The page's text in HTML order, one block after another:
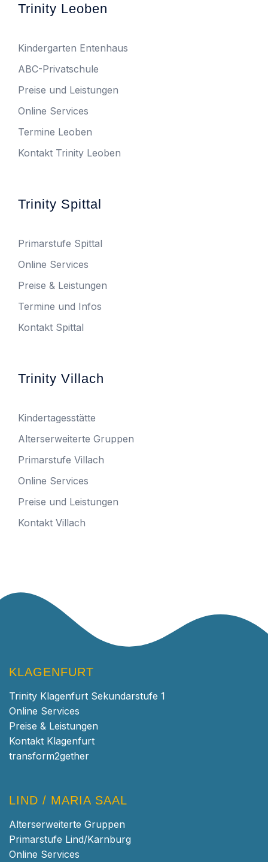
Trinity Leoben
Kindergarten Entenhaus
ABC-Privatschule
Preise und Leistungen
Online Services
Termine Leoben
Kontakt Trinity Leoben
Trinity Spittal
Primarstufe Spittal
Online Services
Preise & Leistungen
Termine und Infos
Kontakt Spittal
Trinity Villach
Kindertagesstätte
Alterserweiterte Gruppen
Primarstufe Villach
Online Services
Preise und Leistungen
Kontakt Villach
KLAGENFURT
Trinity Klagenfurt Sekundarstufe 1
Online Services
Preise & Leistungen
Kontakt Klagenfurt
transform2gether
LIND / MARIA SAAL
Alterserweiterte Gruppen
Primarstufe Lind/Karnburg
Online Services